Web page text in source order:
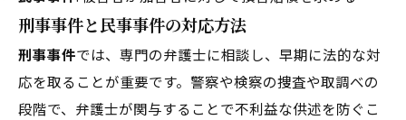
刑事事件と民事事件の対応方法
刑事事件では、専門の弁護士に相談し、早期に法的な対
応を取ることが重要です。警察や検察の捜査や取調べの
段階で、弁護士が関与することで不利益な供述を防ぐこ